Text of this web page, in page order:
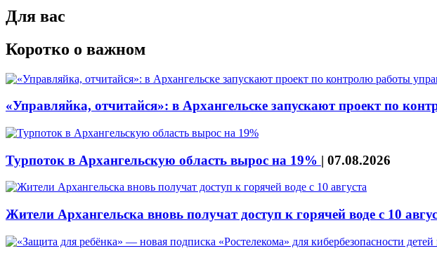
Для вас
Коротко о важном
«Управляйка, отчитайся»: в Архангельске запускают проект по
Турпоток в Архангельскую область вырос на 19% | 07.08.2026
Жители Архангельска вновь получат доступ к горячей воде с 10